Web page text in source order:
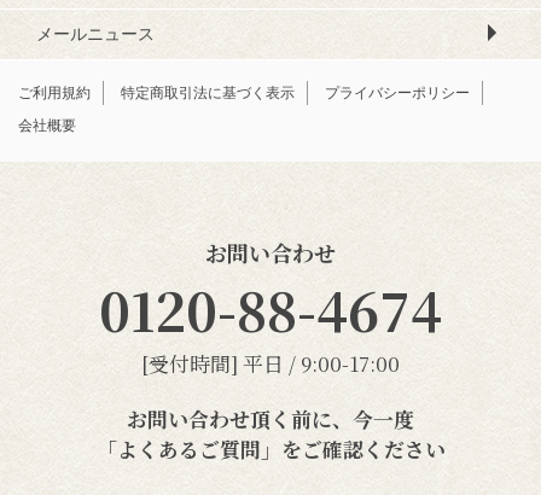
メールニュース
ご利用規約 特定商取引法に基づく表示
プライバシーポリシー
会社概要
お問い合わせ
0120-88-4674
[受付時間] 平日 / 9:00-17:00
お問い合わせ頂く前に、今一度
「よくあるご質問」 をご確認ください